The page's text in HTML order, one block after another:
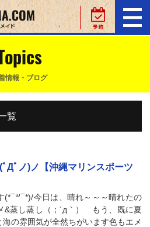
情報・ブログ
覧
Дﾟノ)ノ【沖縄マリンスポーツ
今日は、晴れ～～～晴れたの
蒸し蒸し（；´д｀）ゞもう、既に夏
の雰囲気が全然ちがいます色もエメ